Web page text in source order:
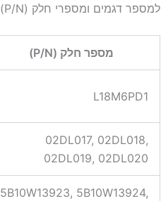
למספר דגמים ומספרי חלק (P/N). הנה הפרטים:
מספר חלק (P/N)
L18M6PD1
02DL017, 02DL018,
02DL019, 02DL020
5B10W13923, 5B10W13924,